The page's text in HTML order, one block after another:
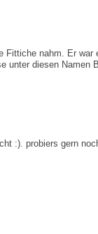
nahm. Er
unter diesen Namen
:). probiers gern